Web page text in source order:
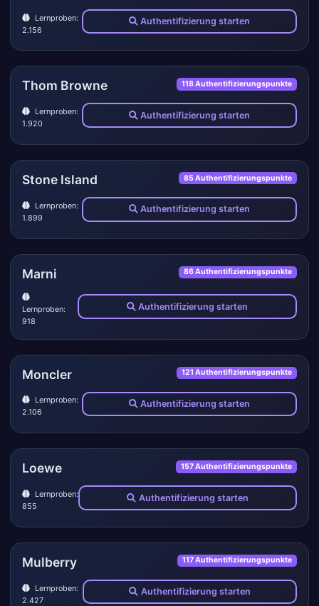
Lernproben:
2.156
Authentifizierung starten
Thom Browne 118 Authentifizierungspunkte
Lernproben:
1.920
Authentifizierung starten
Stone Island 85 Authentifizierungspunkte
Lernproben:
1.899
Authentifizierung starten
Marni 86 Authentifizierungspunkte
Lernproben:
918
Authentifizierung starten
Moncler 121 Authentifizierungspunkte
Lernproben:
2.106
Authentifizierung starten
Loewe 157 Authentifizierungspunkte
Lernproben:
855
Authentifizierung starten
Mulberry 117 Authentifizierungspunkte
Lernproben:
2.427
Authentifizierung starten